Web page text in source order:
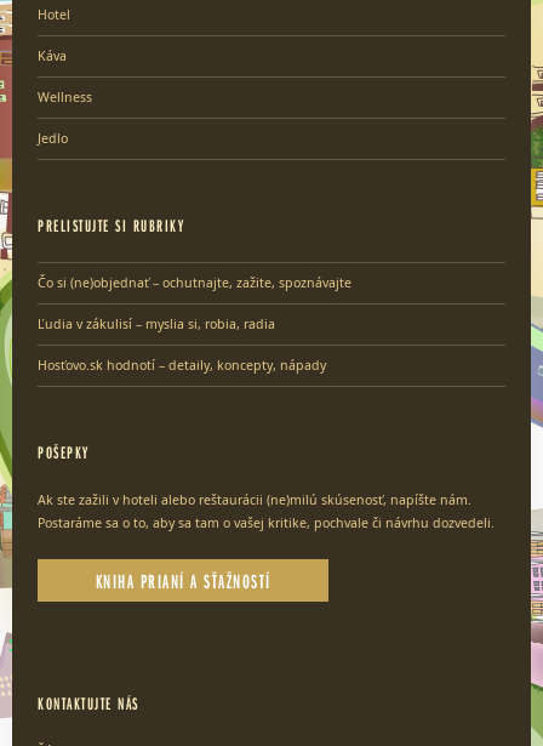
Hotel
Káva
Wellness
Jedlo
PRELISTUJTE SI RUBRIKY
Čo si (ne)objednať – ochutnajte, zažite, spoznávajte
Ľudia v zákulisí – myslia si, robia, radia
Hosťovo.sk hodnotí – detaily, koncepty, nápady
POŠEPKY
Ak ste zažili v hoteli alebo reštaurácii (ne)milú skúsenosť, napíšte nám.
Postaráme sa o to, aby sa tam o vašej kritike, pochvale či návrhu dozvedeli.
KNIHA PRIANÍ A SŤAŽNOSTÍ
KONTAKTUJTE NÁS